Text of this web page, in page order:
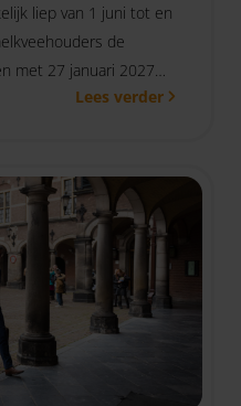
liep van 1 juni tot en
de
met 27 januari 2027
Lees verder